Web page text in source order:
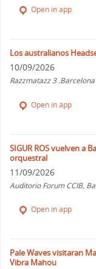
Open in app
Los australianos
10/09/2026
Razzmatazz 3 .Barcelona
Open in app
SIGUR ROS vuelven a
orquestral
11/09/2026
Auditorio Forum CCIB,
Open in app
Pale Waves visitaran
Vibra Mahou